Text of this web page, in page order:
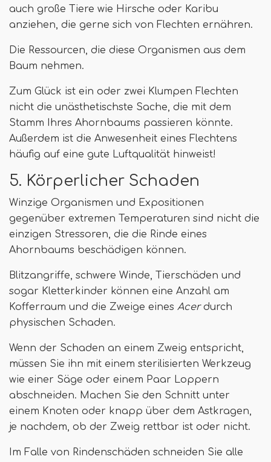
auch große Tiere wie Hirsche oder Karibu
anziehen, die gerne sich von Flechten ernähren.
Die Ressourcen, die diese Organismen aus dem
Baum nehmen.
Zum Glück ist ein oder zwei Klumpen Flechten
nicht die unästhetischste Sache, die mit dem
Stamm Ihres Ahornbaums passieren könnte.
Außerdem ist die Anwesenheit eines Flechtens
häufig auf eine gute Luftqualität hinweist!
5. Körperlicher Schaden
Winzige Organismen und Expositionen
gegenüber extremen Temperaturen sind nicht die
einzigen Stressoren, die die Rinde eines
Ahornbaums beschädigen können.
Blitzangriffe, schwere Winde, Tierschäden und
sogar Kletterkinder können eine Anzahl am
Kofferraum und die Zweige eines Acerdurch
physischen Schaden.
Wenn der Schaden an einem Zweig entspricht,
müssen Sie ihn mit einem sterilisierten Werkzeug
wie einer Säge oder einem Paar Loppern
abschneiden. Machen Sie den Schnitt unter
einem Knoten oder knapp über dem Astkragen,
je nachdem, ob der Zweig rettbar ist oder nicht.
Im Falle von Rindenschäden schneiden Sie alle